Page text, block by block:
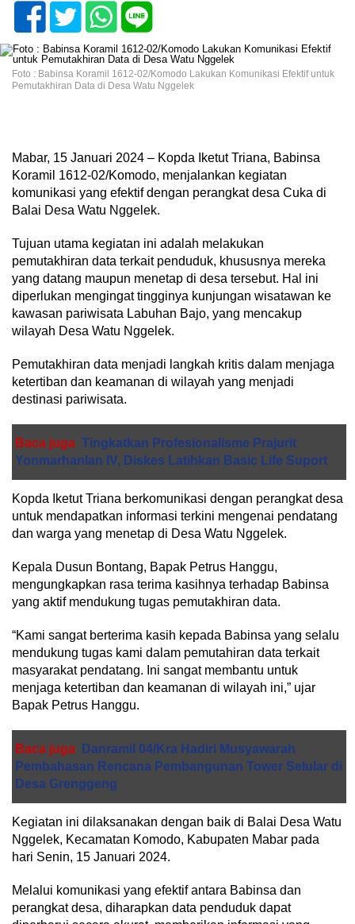
Foto : Babinsa Koramil 1612-02/Komodo Lakukan Komunikasi Efektif untuk
Pemutakhiran Data di Desa Watu Nggelek
Mabar, 15 Januari 2024 – Kopda Iketut Triana, Babinsa
Koramil 1612-02/Komodo, menjalankan kegiatan
komunikasi yang efektif dengan perangkat desa Cuka di
Balai Desa Watu Nggelek.
Tujuan utama kegiatan ini adalah melakukan
pemutakhiran data terkait penduduk, khususnya mereka
yang datang maupun menetap di desa tersebut. Hal ini
diperlukan mengingat tingginya kunjungan wisatawan ke
kawasan pariwisata Labuhan Bajo, yang mencakup
wilayah Desa Watu Nggelek.
Pemutakhiran data menjadi langkah kritis dalam menjaga
ketertiban dan keamanan di wilayah yang menjadi
destinasi pariwisata.
Baca juga Tingkatkan Profesionalisme Prajurit
Yonmarhanlan IV, Diskes Latihkan Basic Life Suport
Kopda Iketut Triana berkomunikasi dengan perangkat desa
untuk mendapatkan informasi terkini mengenai pendatang
dan warga yang menetap di Desa Watu Nggelek.
Kepala Dusun Bontang, Bapak Petrus Hanggu,
mengungkapkan rasa terima kasihnya terhadap Babinsa
yang aktif mendukung tugas pemutakhiran data.
“Kami sangat berterima kasih kepada Babinsa yang selalu
mendukung tugas kami dalam pemutahiran data terkait
masyarakat pendatang. Ini sangat membantu untuk
menjaga ketertiban dan keamanan di wilayah ini,” ujar
Bapak Petrus Hanggu.
Baca juga
Danramil 04/Kra Hadiri Musyawarah
Pembahasan Rencana Pembangunan Tower Selular di
Desa Grenggeng
Kegiatan ini dilaksanakan dengan baik di Balai Desa Watu
Nggelek, Kecamatan Komodo, Kabupaten Mabar pada
hari Senin, 15 Januari 2024.
Melalui komunikasi yang efektif antara Babinsa dan
perangkat desa, diharapkan data penduduk dapat